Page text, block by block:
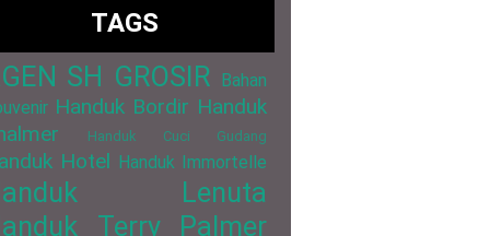
TAGS
SH GROSIR Bahan
Handuk Bordir Handuk
Handuk Cuci Gudang
Hotel Handuk Immortelle
Lenuta
Terry Palmer